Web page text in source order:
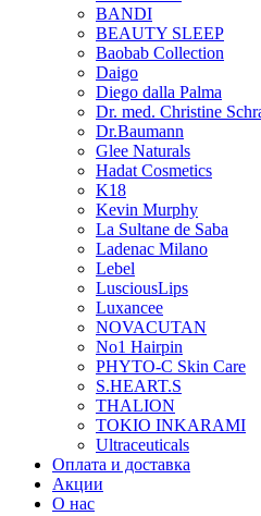
BANDI
BEAUTY SLEEP
Baobab Collection
Daigo
Diego dalla Palma
Dr. med. Christine
Dr.Baumann
Glee Naturals
Hadat Cosmetics
K18
Kevin Murphy
La Sultane de Saba
Ladenac Milano
Lebel
LusciousLips
Luxancee
NOVACUTAN
No1 Hairpin
PHYTO-C Skin Care
S.HEART.S
THALION
TOKIO INKARAMI
Ultraceuticals
Оплата и доставка
Акции
О нас